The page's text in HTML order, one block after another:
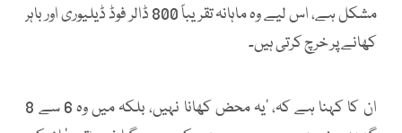
مشکل ہے، اس لیے وہ ماہانہ تقریباً 800 ڈالر فوڈ ڈیلیوری اور باہر
کھانے پر خرچ کرتی ہیں۔
ان کا کہنا ہے کہ، ’یہ محض کھانا نہیں، بلکہ میں وہ 6 سے 8